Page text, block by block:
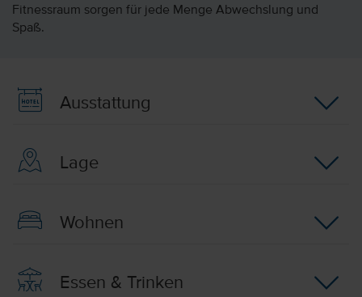
Fitnessraum sorgen für jede Menge Abwechslung und
Spaß.
Ausstattung
Lage
Wohnen
Essen & Trinken